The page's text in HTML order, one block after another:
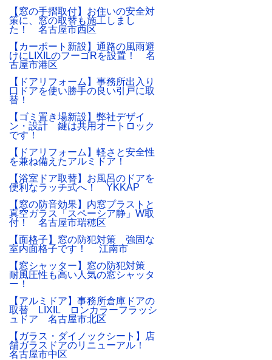
【窓の手摺取付】お住いの安全対
策に、窓の取替も施工しまし
た！ 名古屋市西区
【カーポート新設】通路の風雨避
けにLIXILのフーゴRを設置！ 名
古屋市港区
【ドアリフォーム】事務所出入り
口ドアを使い勝手の良い引戸に取
替！
【ゴミ置き場新設】弊社デザイ
ン・設計 鍵は共用オートロック
です！
【ドアリフォーム】軽さと安全性
を兼ね備えたアルミドア！
【浴室ドア取替】お風呂のドアを
便利なラッチ式へ！ YKKAP
【窓の防音効果】内窓プラストと
真空ガラス「スペーシア静」W取
付！ 名古屋市瑞穂区
【面格子】窓の防犯対策 強固な
室内面格子です！ 江南市
【窓シャッター】窓の防犯対策
耐風圧性も高い人気の窓シャッタ
ー！
【アルミドア】事務所倉庫ドアの
取替 LIXIL ロンカラーフラッシ
ュドア 名古屋市北区
【ガラス・ダイノックシート】店
舗ガラスドアのリニューアル！
名古屋市中区